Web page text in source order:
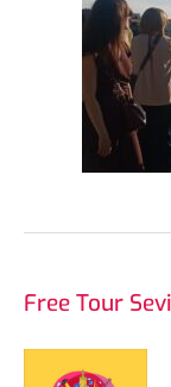
Free Tour
Qué
ver